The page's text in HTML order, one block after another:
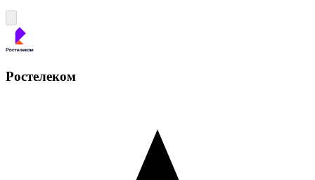
Ростелеком